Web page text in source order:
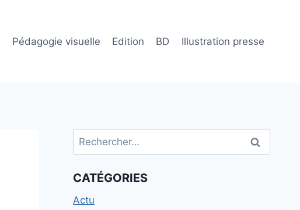
Pédagogie visuelle Edition BD Illustration presse
Rechercher :
CATÉGORIES
Actu